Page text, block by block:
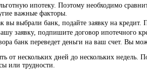
ипотеку. Поэтому необходимо
важные факторы.
вы выбрали банк, подайте заявку на
заявку, подпишите договор ипотечного
банк переведет деньги на ваш счет. Вы
от нескольких дней до нескольких
или трудности.